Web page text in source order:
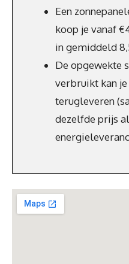
Een
koop je vanaf
in gemiddeld
De opgewekte
verbruikt kan
terugleveren
dezelfde prijs